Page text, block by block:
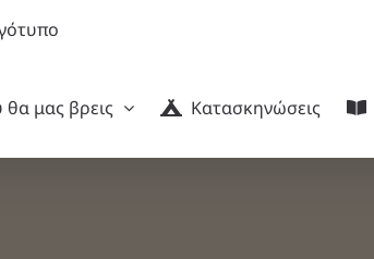
μας βρεις Κατασκηνώσεις